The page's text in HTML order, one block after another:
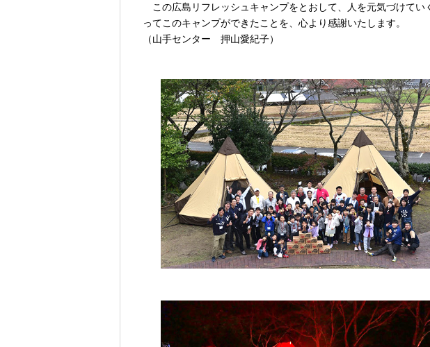
この広島リフレッシュキャンプをとおして、人を元気づけてい
ってこのキャンプができたことを、心より感謝いたします。
（山手センター 押山愛紀子）